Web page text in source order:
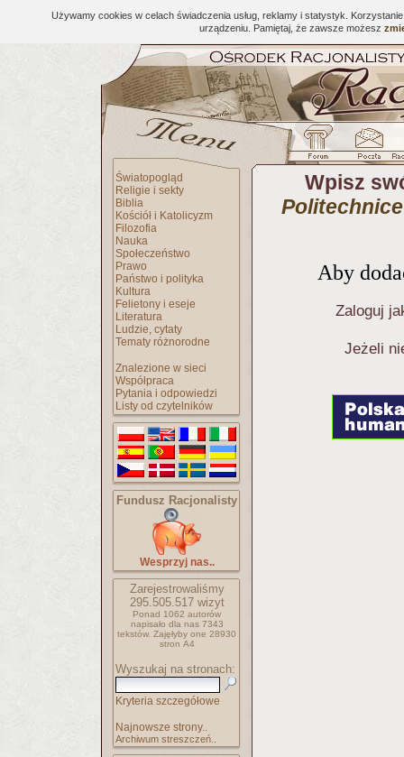
Używamy cookies w celach świadczenia usług, reklamy i statystyk.
urządzeniu. Pamiętaj, że zawsze możesz
Światopogląd
Religie i sekty
Biblia
Kościół i Katolicyzm
Filozofia
Nauka
Społeczeństwo
Prawo
Państwo i polityka
Kultura
Felietony i eseje
Literatura
Ludzie, cytaty
Tematy różnorodne
Znalezione w sieci
Współpraca
Pytania i odpowiedzi
Listy od czytelników
Fundusz Racjonalisty
Wesprzyj nas..
Zarejestrowaliśmy
295.505.517wizyt
Ponad 1062 autorów
napisało dla nas 7343
tekstów. Zajęłyby one 28930
stron A4
Wyszukaj na stronach:
Kryteria szczegółowe
Najnowsze strony..
Archiwum streszczeń..
Wpisz
Aby
Zaloguj
Jeżeli